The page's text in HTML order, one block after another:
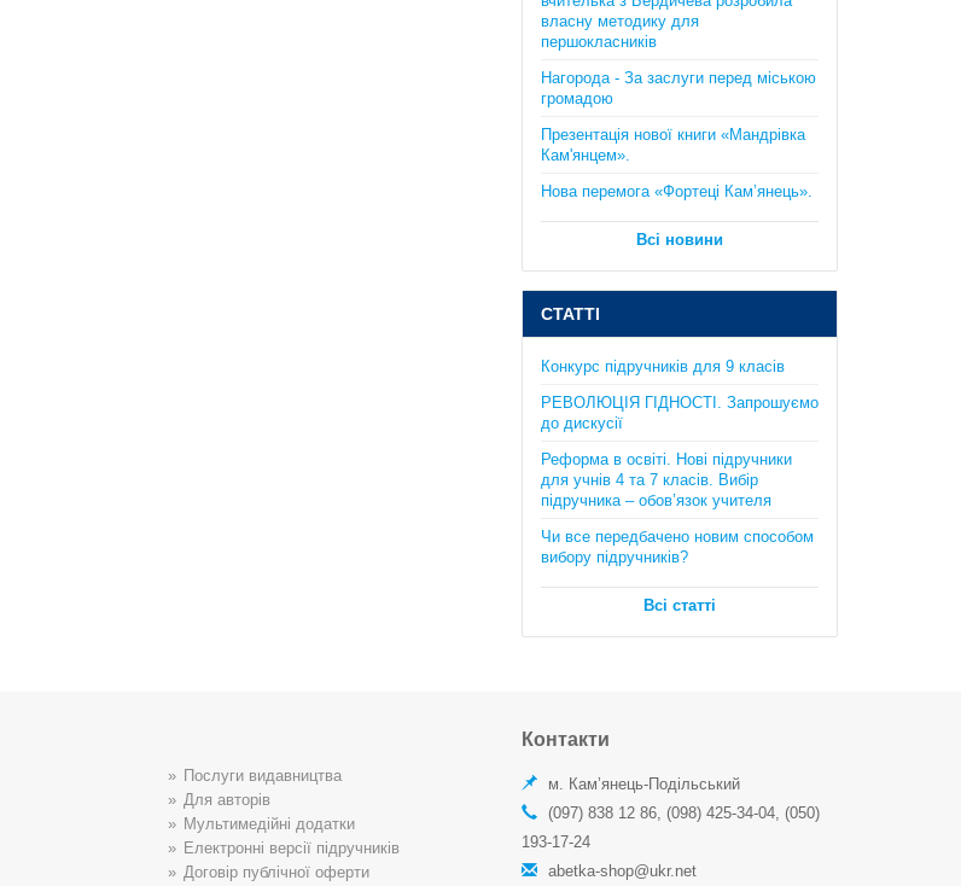
Практикум з курсу "Планета
Земля": 6 клас. Кобернік С.Г.,
Математика. Довідник + тести
підготовка до ЗНО та ДПА) . Істер
385 грн.
вчителька з Бердичева розробила
власну методику для
першокласників
Нагорода - За заслуги перед міською
громадою
Презентація нової книги «Мандрівка
Кам'янцем».
Нова перемога «Фортеці Кам’янець».
Всі новини
СТАТТІ
Конкурс підручників для 9 класів
РЕВОЛЮЦІЯ ГІДНОСТІ. Запрошуємо
до дискусії
Реформа в освіті. Нові підручники
для учнів 4 та 7 класів. Вибір
підручника – обов’язок учителя
Чи все передбачено новим способом
вибору підручників?
Всі статті
Послуги видавництва
Для авторів
Мультимедійні додатки
Електронні версії підручників
Договір публічної оферти
Контакти
м. Кам’янець-Подільський
(097) 838 12 86, (098) 425-34-04, (050)
193-17-24
abetka-shop@ukr.net